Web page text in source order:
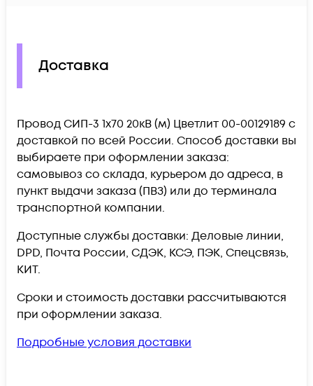
Доставка
Провод СИП-3 1х70 20кВ (м) Цветлит 00-00129189 c
доставкой по всей России. Способ доставки вы
выбираете при оформлении заказа:
самовывоз со склада, курьером до адреса, в
пункт выдачи заказа (ПВЗ) или до терминала
транспортной компании.
Доступные службы доставки: Деловые линии,
DPD, Почта России, СДЭК, КСЭ, ПЭК, Спецсвязь,
КИТ.
Сроки и стоимость доставки рассчитываются
при оформлении заказа.
Подробные условия доставки